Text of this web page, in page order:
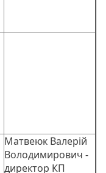
Матвеюк Валерій
Володимирович -
директор КП